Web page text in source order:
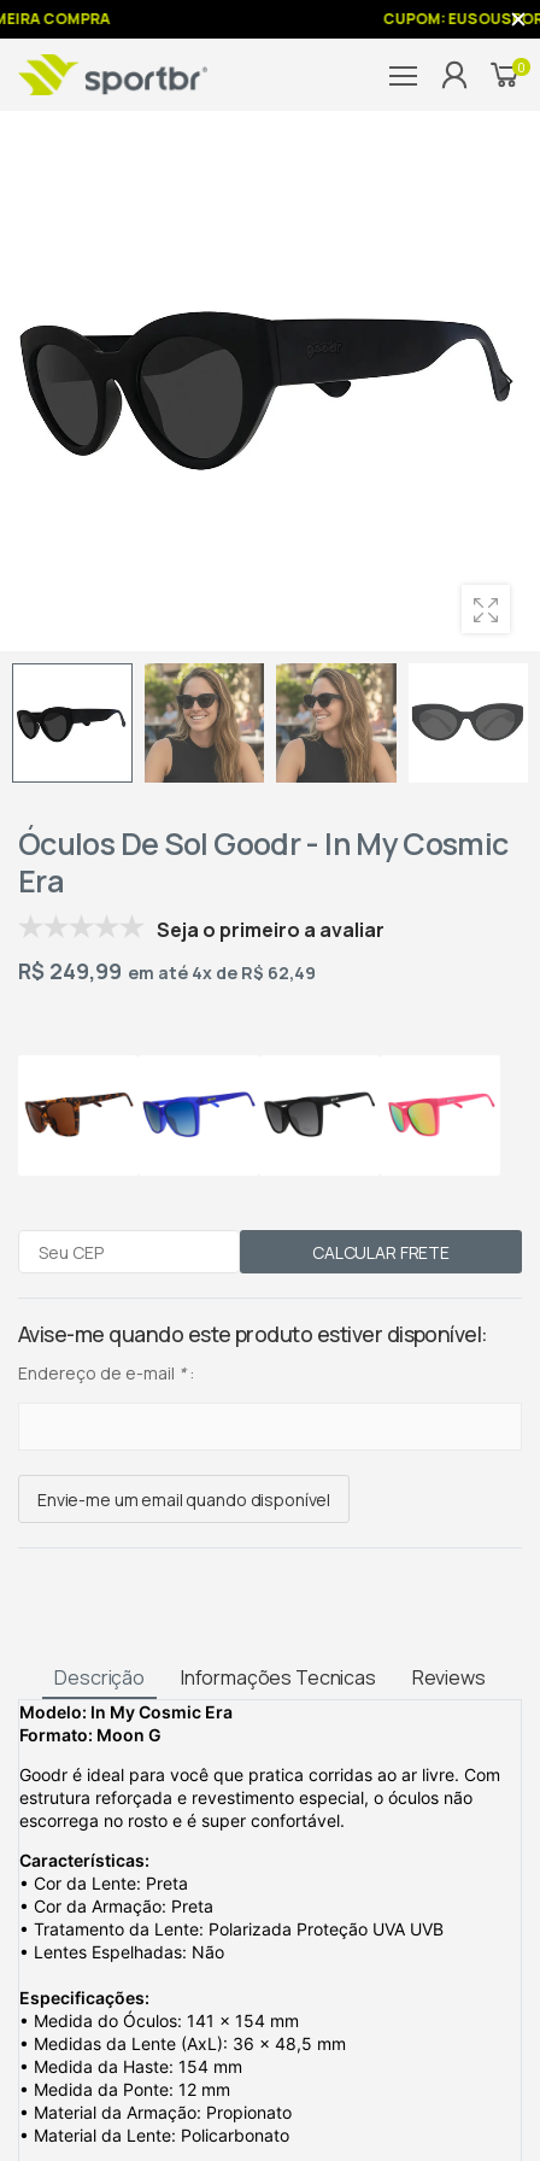
COMPRA CUPOM:
0
Óculos De Sol Goodr - In My Cosmic
Era
Seja o primeiro a avaliar
R$ 249,99 em até 4x de R$ 62,49
CALCULAR FRETE
Avise-me quando este produto estiver disponível:
Endereço de e-mail *:
Envie-me um email quando disponível
Descrição Informações Tecnicas Reviews
Modelo: In My Cosmic Era
Formato: Moon G
Goodr é ideal para você que pratica corridas ao ar livre. Com
estrutura reforçada e revestimento especial, o óculos não
escorrega no rosto e é super confortável.
Características:
• Cor da Lente: Preta
• Cor da Armação: Preta
• Tratamento da Lente: Polarizada Proteção UVA UVB
• Lentes Espelhadas: Não
Especificações:
• Medida do Óculos: 141 x 154 mm
• Medidas da Lente (AxL): 36 x 48,5 mm
• Medida da Haste: 154 mm
• Medida da Ponte: 12 mm
• Material da Armação: Propionato
• Material da Lente: Policarbonato